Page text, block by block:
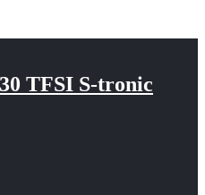
TFSI S-tronic